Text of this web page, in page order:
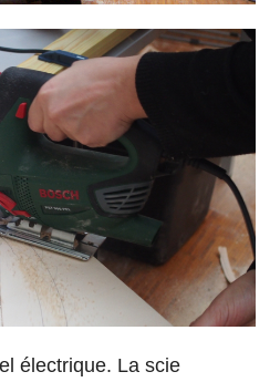
électrique. La scie